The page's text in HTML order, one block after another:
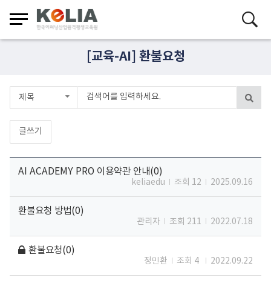
[교육-AI] 환불요청
제목
글쓰기
AI ACADEMY PRO 이용약관 안내(0)
keliaedu 조회 12 2025.09.16
환불요청 방법(0)
관리자 조회 211 2022.07.18
환불요청(0)
정민환 조회 4 2022.09.22